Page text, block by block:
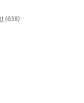
638638